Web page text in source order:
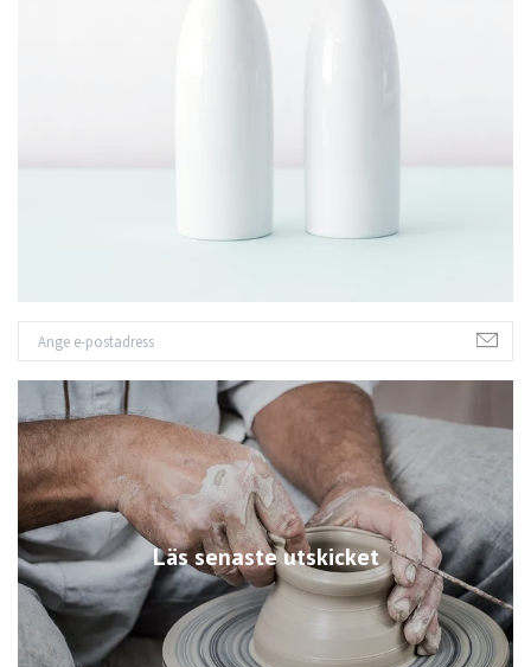
Läs senaste utskicket